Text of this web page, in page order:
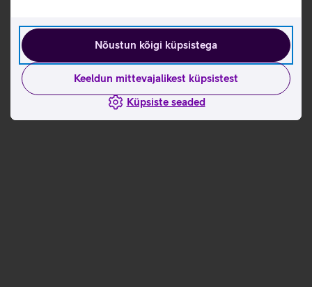
Nõustun kõigi küpsistega
Keeldun mittevajalikest küpsistest
Küpsiste seaded